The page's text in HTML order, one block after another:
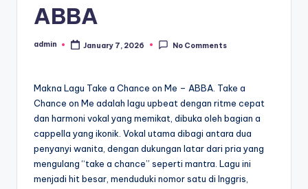
ABBA
Posted
admin January 7, 2026 No Comments
Makna Lagu Take a Chance on Me – ABBA. Take a
Chance on Me adalah lagu upbeat dengan ritme cepat
dan harmoni vokal yang memikat, dibuka oleh bagian a
cappella yang ikonik. Vokal utama dibagi antara dua
penyanyi wanita, dengan dukungan latar dari pria yang
mengulang “take a chance” seperti mantra. Lagu ini
menjadi hit besar, menduduki nomor satu di Inggris,